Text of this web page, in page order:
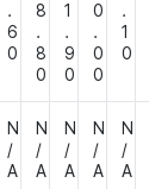
.
6
0
8
.
8
0
1
.
9
0
0
.
0
0
.
1
0
N
/
A
N
/
A
N
/
A
N
/
A
N
/
A